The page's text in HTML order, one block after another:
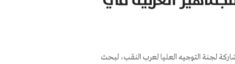
لجنة التوجيه العليا لعرب النقب، لبحث